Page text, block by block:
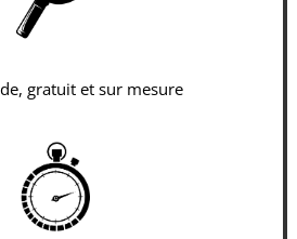
gratuit et sur mesure